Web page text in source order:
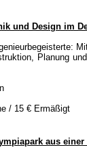
und Design im
Planung
/ 15 € Ermäßigt
aus